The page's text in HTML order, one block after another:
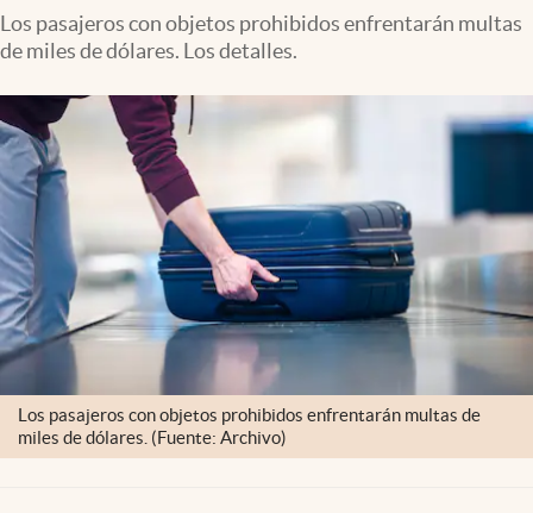
Los pasajeros con objetos prohibidos enfrentarán multas
de miles de dólares. Los detalles.
Los pasajeros con objetos prohibidos enfrentarán multas de
miles de dólares. (Fuente: Archivo)